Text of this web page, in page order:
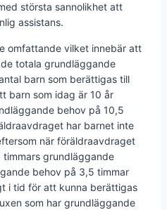
största sannolikhet att
assistans.
omfattande vilket innebär att
totala grundläggande
barn som berättigas till
barn som idag är 10 år
behov på 10,5
har barnet inte
när föräldraavdraget
grundläggande
behov på 3,5 timmar
i tid för att kunna berättigas
som har grundläggande